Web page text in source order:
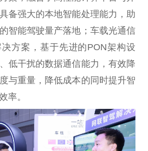
备强大的本地智能处理能力，助
智能驾驶量产落地；车载光通信
方案，基于先进的PON架构设
低干扰的数据通信能力，有效降
与重量，降低成本的同时提升智
率。